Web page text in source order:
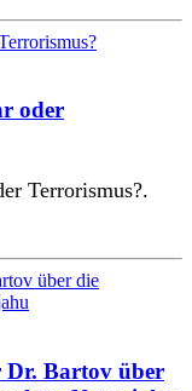
oder
Terrorismus?.
Dr. Bartov über